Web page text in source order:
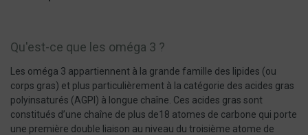
Qu'est-ce que les oméga 3 ?
Les oméga 3 appartiennent à la grande famille des lipides (ou
corps gras) et plus particulièrement à la catégorie des acides gras
polyinsaturés (AGPI) à longue chaîne. Ces acides gras sont
constitués d’une chaîne de plus de18 atomes de carbone qui porte
une première double liaison au niveau du troisième atome de